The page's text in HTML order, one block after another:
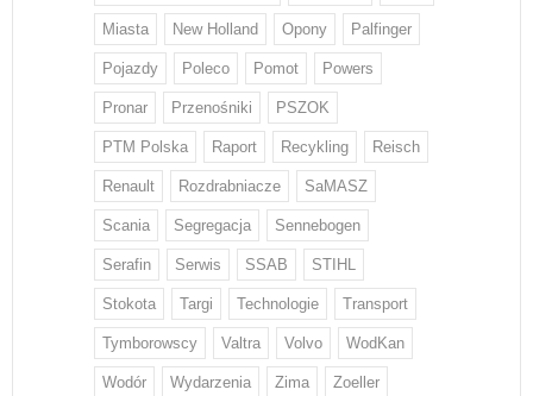
Miasta New Holland Opony Palfinger
Pojazdy Poleco Pomot Powers
Pronar Przenośniki PSZOK
PTM Polska Raport Recykling Reisch
Renault Rozdrabniacze SaMASZ
Scania Segregacja Sennebogen
Serafin Serwis SSAB STIHL
Stokota Targi Technologie Transport
Tymborowscy Valtra Volvo WodKan
Wodór Wydarzenia Zima Zoeller